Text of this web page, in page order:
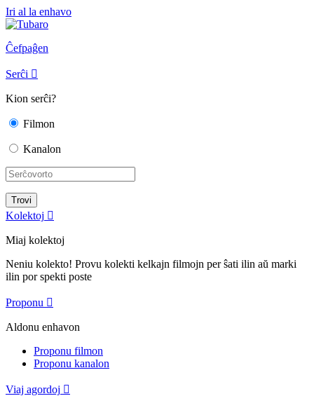
Iri al la enhavo
Ĉefpaĝen
Serĉi 
Kion serĉi?
Filmon
Kanalon
Kolektoj 
Miaj kolektoj
Neniu kolekto! Provu kolekti kelkajn filmojn per ŝati ilin aŭ marki
ilin por spekti poste
Proponu 
Aldonu enhavon
Proponu filmon
Proponu kanalon
Viaj agordoj 